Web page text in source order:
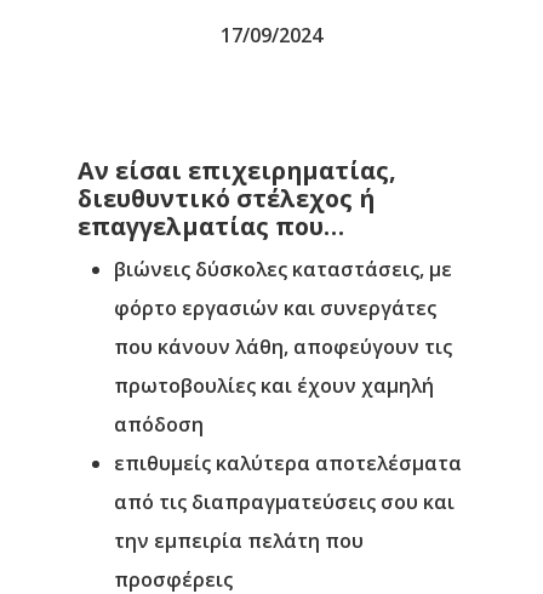
17/09/2024
Αν είσαι επιχειρηματίας,
διευθυντικό στέλεχος ή
επαγγελματίας που…
βιώνεις δύσκολες καταστάσεις, με
φόρτο εργασιών και συνεργάτες
που κάνουν λάθη, αποφεύγουν τις
πρωτοβουλίες και έχουν χαμηλή
απόδοση
επιθυμείς καλύτερα αποτελέσματα
από τις διαπραγματεύσεις σου και
την εμπειρία πελάτη που
προσφέρεις